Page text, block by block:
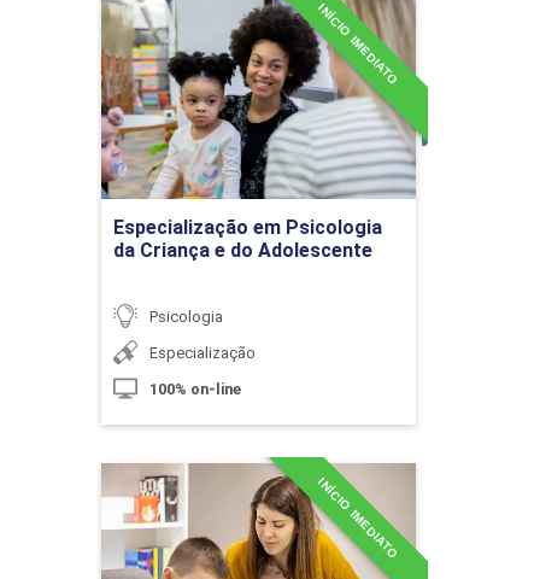
10h
Assistência de Enfermagem nas
Alterações Cognitivas
Especialização em Psicologia
da Criança e do Adolescente
INÍCIO IMEDIATO
Psicologia
Especialização
100% on-line
Especialização em
Psicologia da Criança e do
Adolescente
Detalhes do curso
INÍCIO IMEDIATO
Especialização em
Psicologia da Educação
Detalhes do curso